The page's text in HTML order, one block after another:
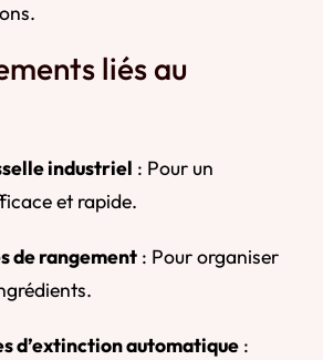
liés au
industriel : Pour un
et rapide.
de rangement : Pour organiser
d’extinction automatique :